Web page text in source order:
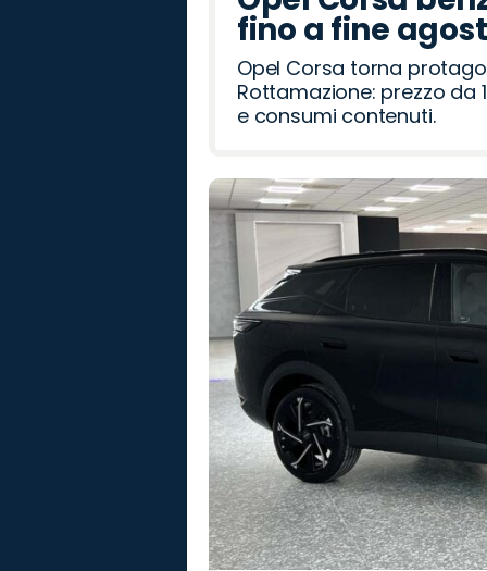
fino a fine
Opel Corsa torna
Rottamazione: prezzo da
e consumi contenuti.